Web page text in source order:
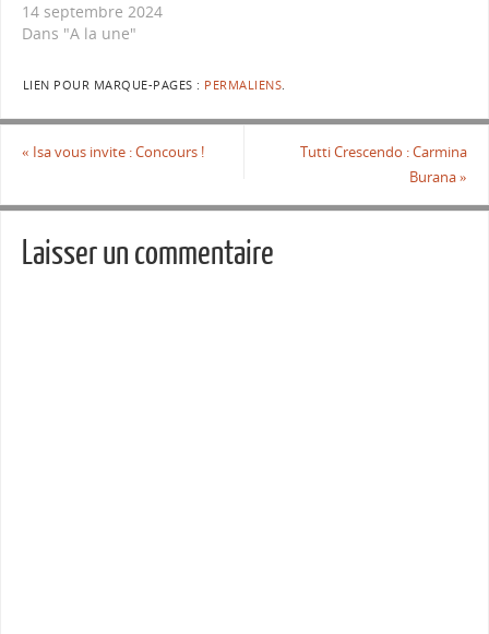
14 septembre 2024
Dans "A la une"
LIEN POUR MARQUE-PAGES : PERMALIENS
« Isa vous invite : Concours !
Tutti Crescendo : Carmina
Burana»
Laisser un commentaire